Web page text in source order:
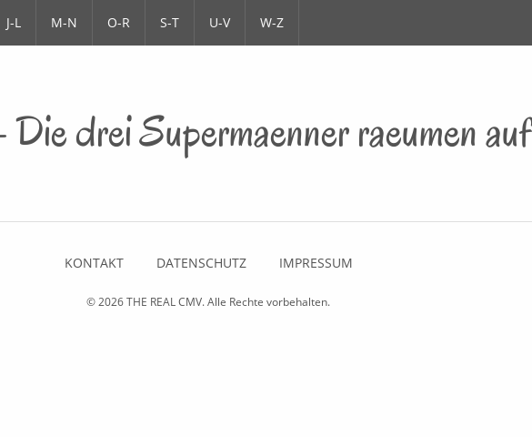
J-L M-N O-R S-T U-V W-Z
drei Supermaenner raeumen auf
KONTAKT DATENSCHUTZ IMPRESSUM
© 2026THE REAL CMV. Alle Rechte vorbehalten.